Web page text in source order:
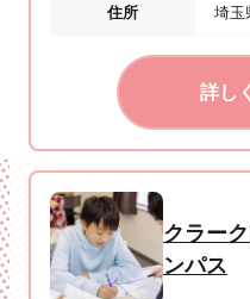
住所 埼玉
詳し
クラー
ンパス